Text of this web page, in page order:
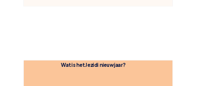
Wat is het Jezidi nieuwjaar?